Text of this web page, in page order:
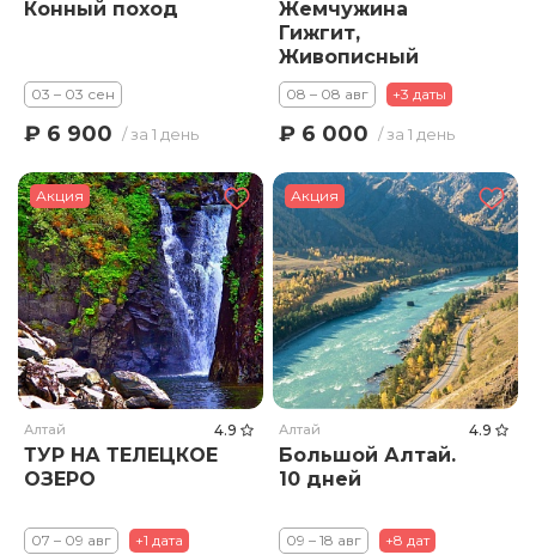
Конный поход
03 – 03 сен
₽ 6 900 / за 1 день
Жемчужина
Гижгит,
Живописный
Актопарк и полет
на Параплане
08 – 08 авг +3 даты
₽ 6 000 / за 1 день
Акция
Алтай 4.9
ТУР НА ТЕЛЕЦКОЕ
ОЗЕРО
07 – 09 авг +1 дата
Акция
Алтай 4.9
Большой Алтай.
10 дней
09 – 18 авг +8 дат